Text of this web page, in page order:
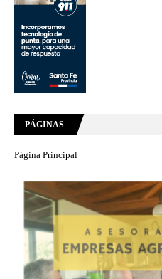
PÁGINAS
Página Principal